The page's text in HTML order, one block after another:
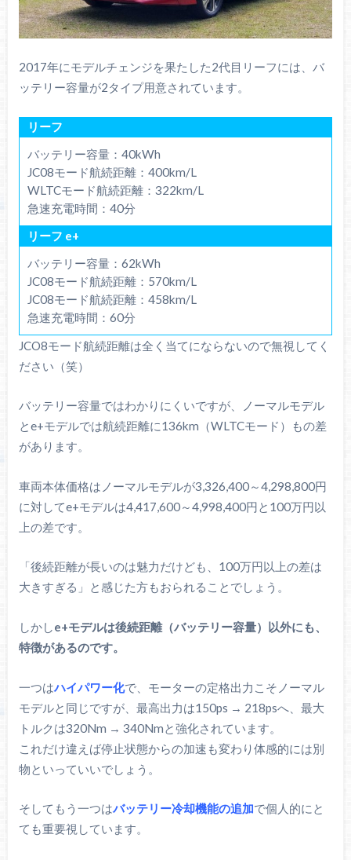
2017年にモデルチェンジを果たした2代目リーフには、バ
ッテリー容量が2タイプ用意されています。
リーフ
バッテリー容量：40kWh
JC08モード航続距離：400km/L
WLTCモード航続距離：322km/L
急速充電時間：40分
リーフ e+
バッテリー容量：62kWh
JC08モード航続距離：570km/L
JC08モード航続距離：458km/L
急速充電時間：60分
JCO8モード航続距離は全く当てにならないので無視してく
ださい（笑）
バッテリー容量ではわかりにくいですが、ノーマルモデル
とe+モデルでは航続距離に136km（WLTCモード）もの差
があります。
車両本体価格はノーマルモデルが3,326,400～4,298,800円
に対してe+モデルは4,417,600～4,998,400円と100万円以
上の差です。
「後続距離が長いのは魅力だけども、100万円以上の差は
大きすぎる」と感じた方もおられることでしょう。
しかしe+モデルは後続距離（バッテリー容量）以外にも、
特徴があるのです。
一つはハイパワー化で、モーターの定格出力こそノーマル
モデルと同じですが、最高出力は150ps → 218psへ、最大
トルクは320Nm → 340Nmと強化されています。
これだけ違えば停止状態からの加速も変わり体感的には別
物といっていいでしょう。
そしてもう一つはバッテリー冷却機能の追加で個人的にと
ても重要視しています。